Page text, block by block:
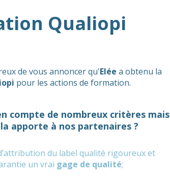
Qualiopi
de vous annoncer qu'Elée a obtenu la
pour les actions de formation.
compte de nombreux critères mais
apporte à nos partenaires ?
du label qualité rigoureux et
un vrai gage de qualité;